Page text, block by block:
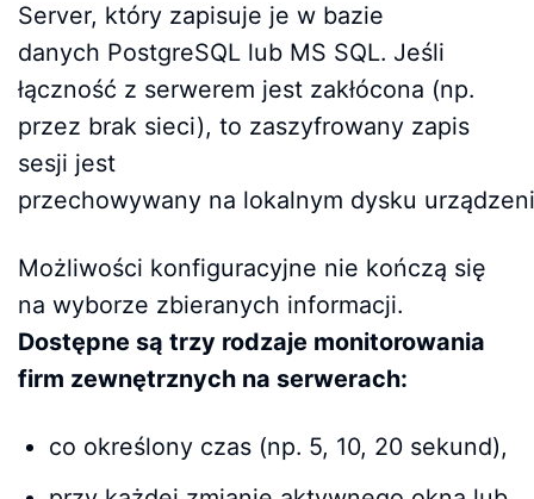
Server, który zapisuje je w bazie
danych PostgreSQL lub MS SQL. Jeśli
łączność z serwerem jest zakłócona (np.
przez brak sieci), to zaszyfrowany zapis
sesji jest
przechowywany na lokalnym dysku
Możliwości konfiguracyjne nie kończą się
na wyborze zbieranych informacji.
Dostępne są trzy rodzaje monitorowania
firm zewnętrznych na serwerach:
co określony czas (np. 5, 10, 20 sekund),